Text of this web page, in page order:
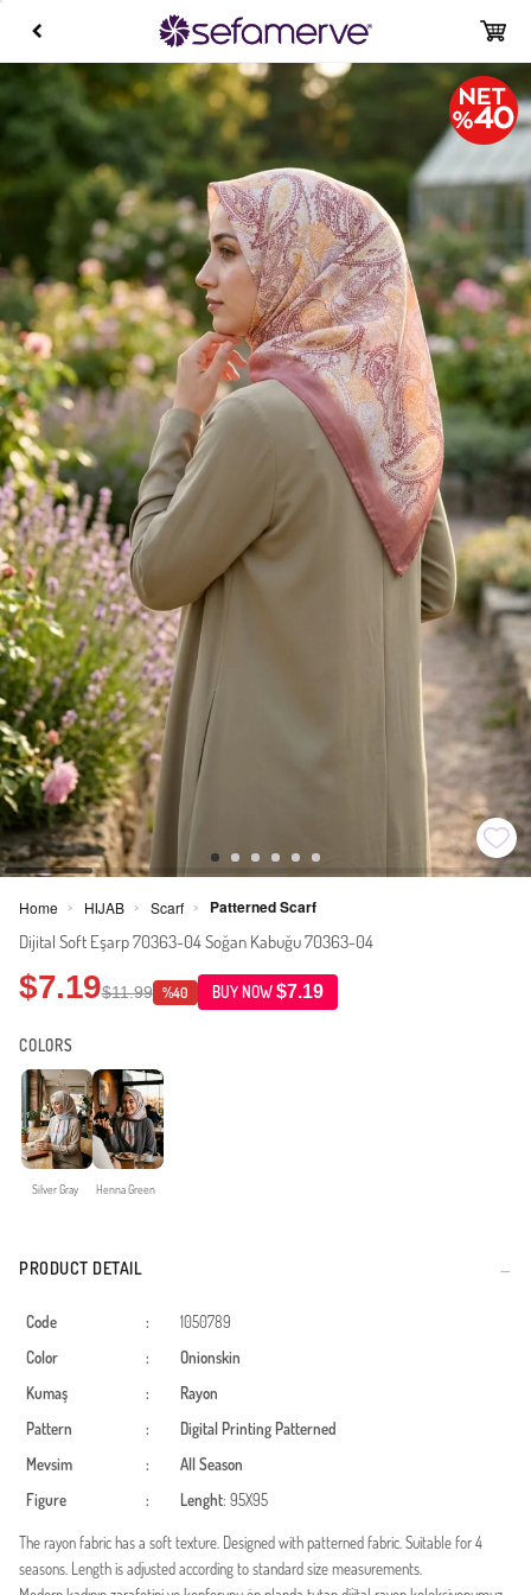
Home > HIJAB > Scarf > Patterned Scarf
Dijital Soft Eşarp 70363-04 Soğan Kabuğu 70363-04
$7.19$11.99 %40 BUY NOW$7.19
COLORS
Silver Gray Henna Green
PRODUCT DETAIL
Code :
1050789
Color
:
Onionskin
Kumaş
:
Rayon
Pattern
: Digital Printing Patterned
Mevsim
:
All Season
Figure
: Lenght: 95X95
The rayon fabric has a soft texture. Designed with patterned fabric. Suitable for 4
seasons. Length is adjusted according to standard size measurements.